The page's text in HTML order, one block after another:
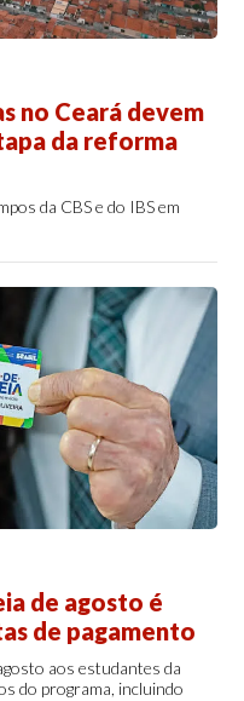
no Ceará devem
da reforma
da CBS e do IBS em
de agosto é
de pagamento
aos estudantes da
do programa, incluindo